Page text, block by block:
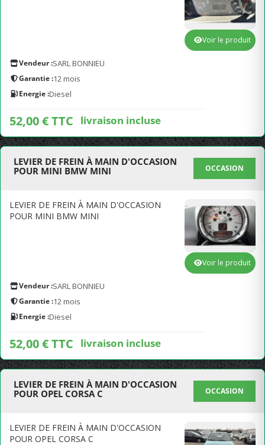
Vendeur :SARL BONNIEU
Garantie :12 mois
Energie :Diesel
52,00 € TTC livraison incluse
Voir le produit
LEVIER DE FREIN À MAIN D'OCCASION
POUR MINI BMW MINI
OCCASION
LEVIER DE FREIN À MAIN D'OCCASION
POUR MINI BMW MINI
Vendeur :SARL BONNIEU
Garantie :12 mois
Energie :Diesel
52,00 € TTC livraison incluse
Voir le produit
LEVIER DE FREIN À MAIN D'OCCASION
POUR OPEL CORSA C
OCCASION
LEVIER DE FREIN À MAIN D'OCCASION
POUR OPEL CORSA C